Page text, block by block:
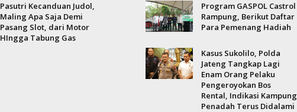
Pasutri Kecanduan Judol,
Maling Apa Saja Demi
Pasang Slot, dari Motor
HIngga Tabung Gas
Program GASPOL Castrol
Rampung, Berikut Daftar
Para Pemenang Hadiah
Kasus Sukolilo, Polda
Jateng Tangkap Lagi
Enam Orang Pelaku
Pengeroyokan Bos
Rental, Indikasi Kampung
Penadah Terus Didalami